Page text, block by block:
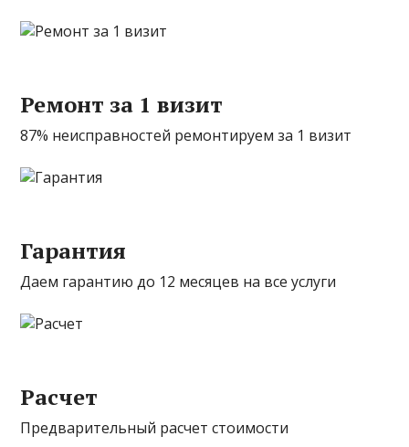
Ремонт за 1 визит
87% неисправностей ремонтируем за 1 визит
Гарантия
Даем гарантию до 12 месяцев на все услуги
Расчет
Предварительный расчет стоимости